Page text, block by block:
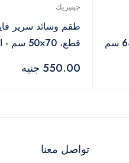
قطعتين مقاس 45×64 سم
جينيريك
قطع، 70×50 سم - ابيض
550.00 جنيه
تواصل معنا